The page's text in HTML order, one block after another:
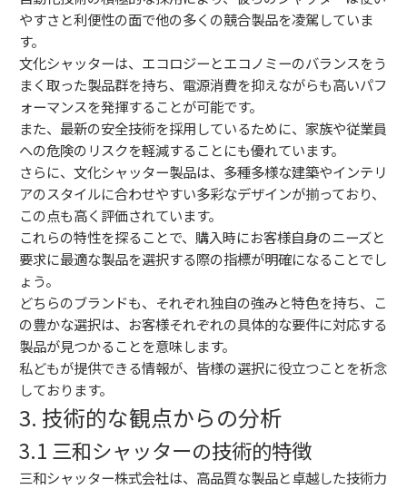
やすさと利便性の面で他の多くの競合製品を凌駕していま
す。
文化シャッターは、エコロジーとエコノミーのバランスをう
まく取った製品群を持ち、電源消費を抑えながらも高いパフ
ォーマンスを発揮することが可能です。
また、最新の安全技術を採用しているために、家族や従業員
への危険のリスクを軽減することにも優れています。
さらに、文化シャッター製品は、多種多様な建築やインテリ
アのスタイルに合わせやすい多彩なデザインが揃っており、
この点も高く評価されています。
これらの特性を探ることで、購入時にお客様自身のニーズと
要求に最適な製品を選択する際の指標が明確になることでし
ょう。
どちらのブランドも、それぞれ独自の強みと特色を持ち、こ
の豊かな選択は、お客様それぞれの具体的な要件に対応する
製品が見つかることを意味します。
私どもが提供できる情報が、皆様の選択に役立つことを祈念
しております。
3. 技術的な観点からの分析
3.1 三和シャッターの技術的特徴
三和シャッター株式会社は、高品質な製品と卓越した技術力